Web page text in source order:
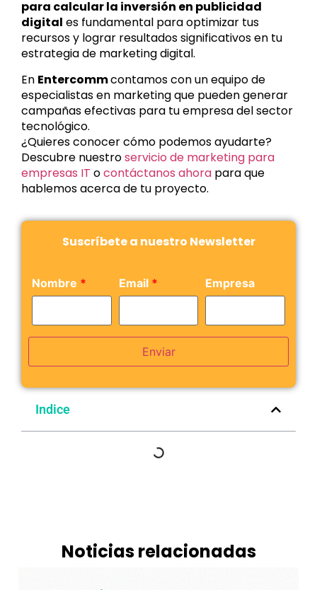
para calcular la inversión en publicidad
digital es fundamental para optimizar tus
recursos y lograr resultados significativos en tu
estrategia de marketing digital.
En Entercommcontamos con un equipo de
especialistas en marketing que pueden generar
campañas efectivas para tu empresa del sector
tecnológico.
¿Quieres conocer cómo podemos ayudarte?
Descubre nuestroservicio de marketing para
empresas IT ocontáctanos ahora para que
hablemos acerca de tu proyecto.
Suscríbete a nuestro Newsletter
Nombre Email Empresa
Enviar
Indice
Noticias relacionadas